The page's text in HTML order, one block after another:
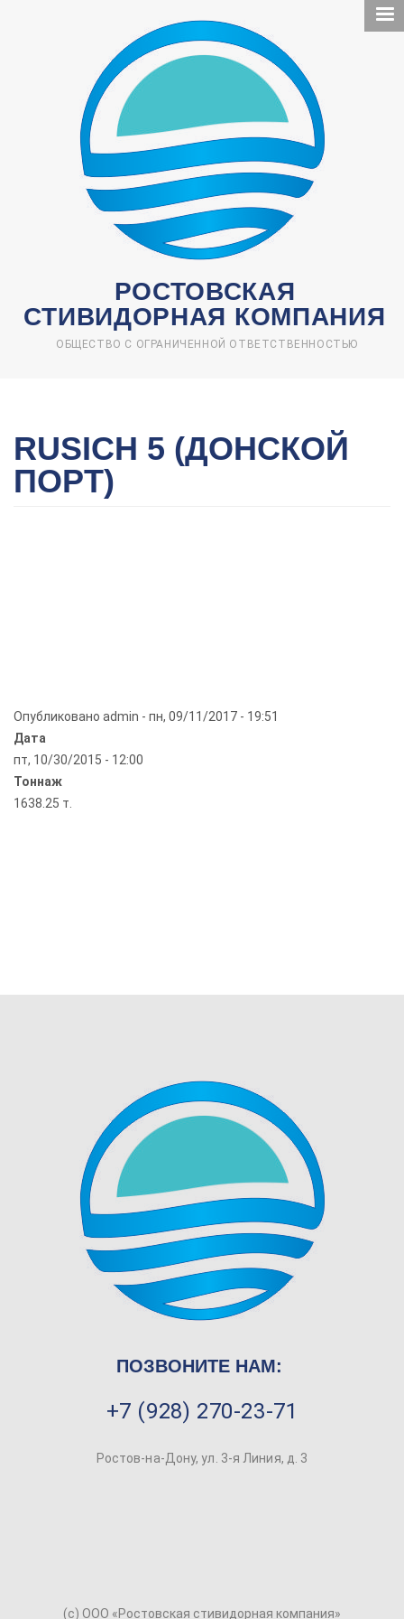
РОСТОВСКАЯ
СТИВИДОРНАЯ КОМПАНИЯ
ОБЩЕСТВО С ОГРАНИЧЕННОЙ ОТВЕТСТВЕННОСТЬЮ
RUSICH 5 (ДОНСКОЙ
ПОРТ)
Опубликовано admin - пн, 09/11/2017 - 19:51
Дата
пт, 10/30/2015 - 12:00
Тоннаж
1638.25 т.
ПОЗВОНИТЕ НАМ:
+7 (928) 270-23-71
Ростов-на-Дону, ул. 3-я Линия, д. 3
(c) ООО «Ростовская стивидорная компания»